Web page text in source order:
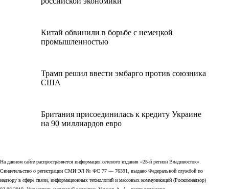
Китай обвинили в борьбе с немецкой
промышленностью
Трамп решил ввести эмбарго против союзника
США
Британия присоединилась к кредиту Украине
на 90 миллиардов евро
На данном сайте распространяется информация сетевого издания «25-й регион Владивосток».
Свидетельство о регистрации СМИ ЭЛ № ФС 77 — 76391, выдано Федеральной службой по
надзору в сфере связи, информационных технологий и массовых коммуникаций (Роскомнадзор)